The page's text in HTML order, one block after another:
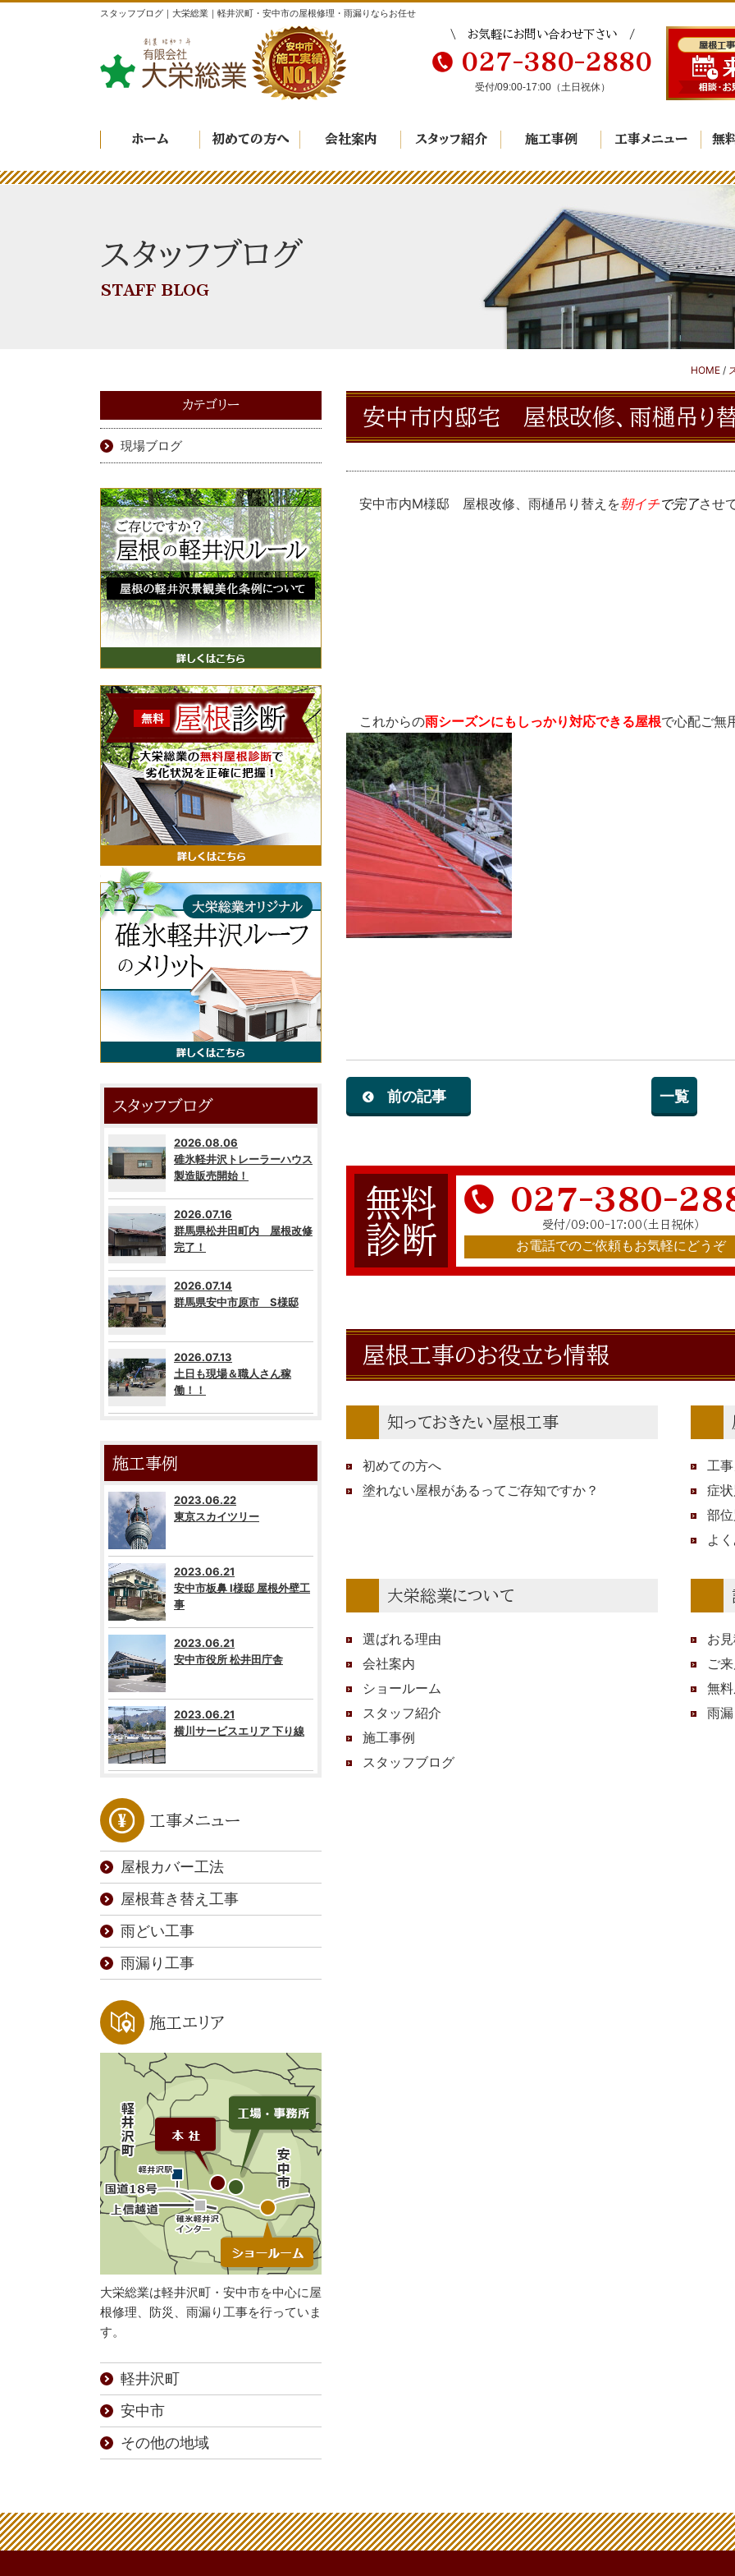
スタッフブログ｜大栄総業｜軽井沢町・安中市の屋根修理・雨漏りならお任せ
お気軽にお問い合わせ下さい
027-380-2880
受付/09:00-17:00（土日祝休）
ホーム 初めての方へ 会社案内 スタッフ紹介 施工事例 工事メニュー 無
スタッフブログ
STAFF BLOG
HOME /
安中市内邸宅 屋根改修、雨樋吊り
安中市内M様邸 屋根改修、雨樋吊り替えを朝イチで完了させ
これからの雨シーズンにもしっかり対応できる屋根で心配ご無
前の記事 一覧
無料
診断
027-380-
受付/09:00-17:00 （土日祝休）
お電話でのご依頼もお気軽にどうぞ
屋根工事のお役立ち情報
知っておきたい屋根工事
初めての方へ
塗れない屋根があるってご存知ですか？
工
症
部
よ
大栄総業について
選ばれる理由
会社案内
ショールーム
スタッフ紹介
施工事例
スタッフブログ
お
ご
無
雨
カテゴリー
現場ブログ
スタッフブログ
2026.08.06
碓氷軽井沢トレーラーハウス
製造販売開始！
2026.07.16
群馬県松井田町内 屋根改修
完了！
2026.07.14
群馬県安中市原市 S様邸
2026.07.13
土日も現場＆職人さん稼
働！！
施工事例
2023.06.22
東京スカイツリー
2023.06.21
安中市板鼻 I様邸 屋根外壁工
事
2023.06.21
安中市役所 松井田庁舎
2023.06.21
横川サービスエリア 下り線
工事メニュー
屋根カバー工法
屋根葺き替え工事
雨どい工事
雨漏り工事
施工エリア
大栄総業は軽井沢町・安中市を中心に屋
根修理、防災、雨漏り工事を行っていま
す。
軽井沢町
安中市
その他の地域